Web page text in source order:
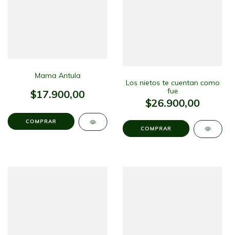
Mama Antula
$17.900,00
Los nietos te cuentan como
fue
$26.900,00